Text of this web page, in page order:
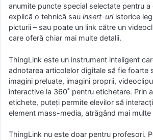
anumite puncte special selectate pentru
explică o tehnică sau insert-uriistorice
picturii – sau poate un link către un
care oferă chiar mai multe detalii.
ThingLink este un instrument inteligent
adnotarea articolelor digitale să fie foarte
imagini preluate, imagini proprii,
interactive la 360˚ pentru etichetare. Prin
etichete, puteți permite elevilor să
element mass-media, atrăgând mai multe
ThingLink nu este doar pentru profesori.